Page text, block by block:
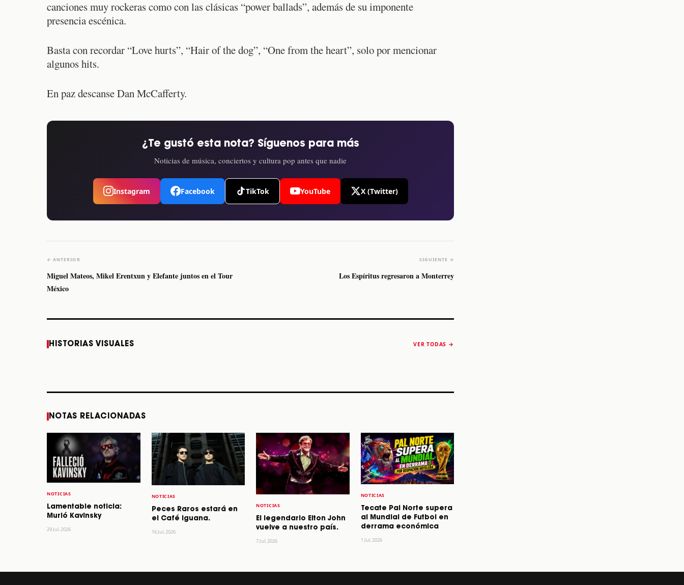
canciones muy rockeras como con las clásicas “power ballads”, además de su imponente
presencia escénica.
Basta con recordar “Love hurts”, “Hair of the dog”, “One from the heart”, solo por mencionar
algunos hits.
En paz descanse Dan McCafferty.
¿Te gustó esta nota? Síguenos para más
Noticias de música, conciertos y cultura pop antes que nadie
Instagram Facebook TikTok YouTube X (Twitter)
← ANTERIOR
Miguel Mateos, Mikel Erentxun y Elefante juntos en el Tour
México
SIGUIENTE →
Los Espíritus regresaron a Monterrey
HISTORIAS VISUALES VER TODAS →
Monterrey el próximo
NOTAS RELACIONADAS
NOTICIAS
Lamentable noticia:
Murió Kavinsky
29 Jul, 2026
NOTICIAS
Peces Raros estará en
el Café Iguana.
16 Jul, 2026
NOTICIAS
El legendario Elton John
vuelve a nuestro país.
7 Jul, 2026
NOTICIAS
Tecate Pal Norte supera
al Mundial de Futbol en
derrama económica
1 Jul, 2026